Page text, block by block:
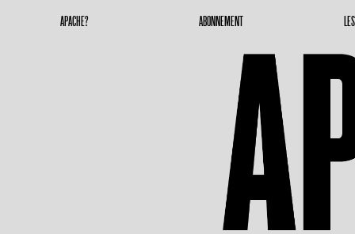
APACHE? ABONNEMENT